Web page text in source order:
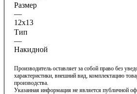
Размер
—
12х13
Тип
—
Накидной
Производитель оставляет за собой право без
характеристики, внешний вид, комплектацию
производства.
Указанная информация не является публичной